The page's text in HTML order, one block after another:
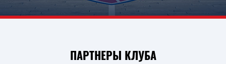
ПАРТНЕРЫ КЛУБА